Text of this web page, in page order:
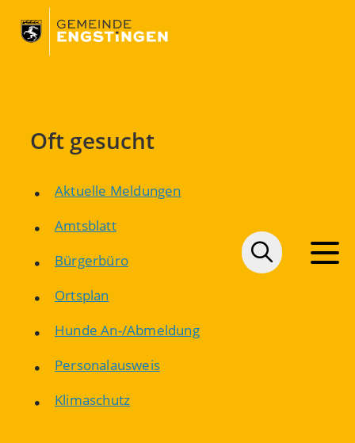
Oft gesucht
Aktuelle Meldungen
Amtsblatt
Bürgerbüro
Ortsplan
Hunde An-/Abmeldung
Personalausweis
Klimaschutz